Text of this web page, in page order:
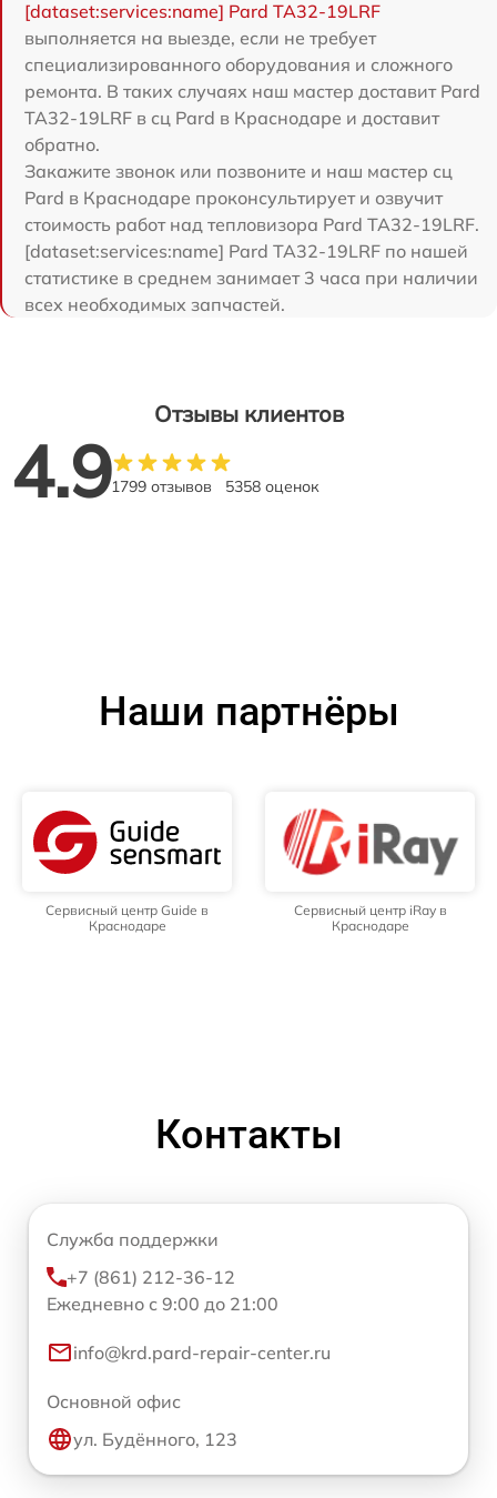
[dataset:services:name] Pard TA32-19LRF
выполняется на выезде, если не требует
специализированного оборудования и сложного
ремонта. В таких случаях наш мастер доставит Pard
TA32-19LRF в сц Pard в Краснодаре и доставит
обратно.
Закажите звонок или позвоните и наш мастер сц
Pard в Краснодаре проконсультирует и озвучит
стоимость работ над тепловизора Pard TA32-19LRF.
[dataset:services:name] Pard TA32-19LRF по нашей
статистике в среднем занимает 3 часа при наличии
всех необходимых запчастей.
Отзывы клиентов
4.91799 отзывов 5358 оценок
Наши партнёры
Сервисный центр Guide в
Краснодаре
Сервисный центр iRay в
Краснодаре
Контакты
Служба поддержки
+7 (861) 212-36-12
Ежедневно с 9:00 до 21:00
info@krd.pard-repair-center.ru
Основной офис
ул. Будённого, 123